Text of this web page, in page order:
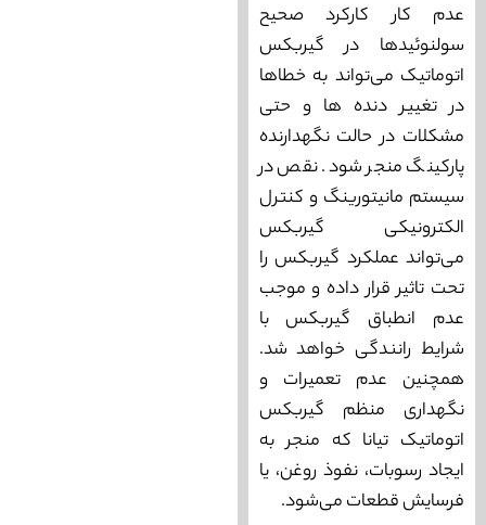
عدم کار کارکرد صحیح
سولنوئید‌ها در گیربکس
اتوماتیک می‌تواند به خطاها
در تغییر دنده‌ ها و حتی
مشکلات در حالت نگهدارنده
پارکینگ منجر شود. نقص در
سیستم مانیتورینگ و کنترل
الکترونیکی گیربکس
می‌تواند عملکرد گیربکس را
تحت تاثیر قرار داده و موجب
عدم انطباق گیربکس با
شرایط رانندگی خواهد شد.
همچنین عدم تعمیرات و
نگهداری منظم گیربکس
اتوماتیک تیانا که منجر به
ایجاد رسوبات، نفوذ روغن، یا
فرسایش قطعات می‌شود.